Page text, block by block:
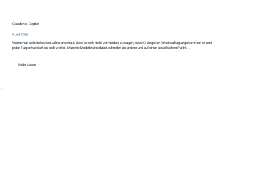
Claude vs. Copilot
5. Juli 2026
Wenn man sich die letzten Jahre anschaut, lässt es sich nicht vermeiden, zu sagen, dass KI längst im Arbeitsalltag angekommen ist und
jeden Tag entwickelt sie sich weiter. Manche Modelle sind dabei schneller als andere und auf einen spezifischen Punkt...
Mehr Lesen